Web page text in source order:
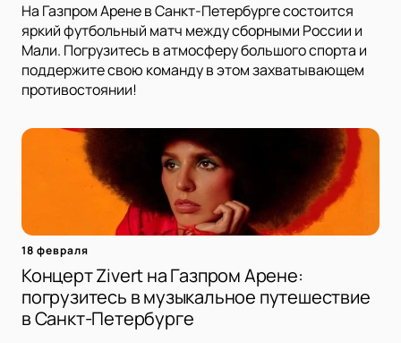
На Газпром Арене в Санкт-Петербурге состоится
яркий футбольный матч между сборными России и
Мали. Погрузитесь в атмосферу большого спорта и
поддержите свою команду в этом захватывающем
противостоянии!
18 февраля
Концерт Zivert на Газпром Арене:
погрузитесь в музыкальное путешествие
в Санкт-Петербурге